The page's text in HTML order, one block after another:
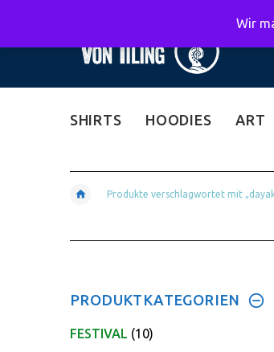
SHIRTS HOODIES ART
Produkte verschlagwortet mit
PRODUKTKATEGORIEN
FESTIVAL (10)
Wir